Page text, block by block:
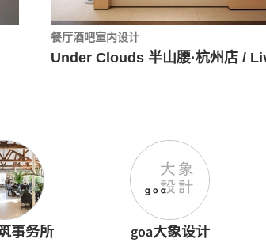
餐厅酒吧室内设计
事务所 goa大象设计